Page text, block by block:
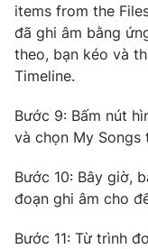
THỜI BÁO VTV
Theo dõi báo trên
Cơ quan chủ quản:
Cơ quan báo chí:Thời
cấp ngày 29/12/2023
items from the
đã ghi âm bằng
theo, bạn kéo và
Timeline.
Bước 9: Bấm nút
và chọn My
Bước 10: Bây giờ,
đoạn ghi âm cho
Bước 11: Từ trình